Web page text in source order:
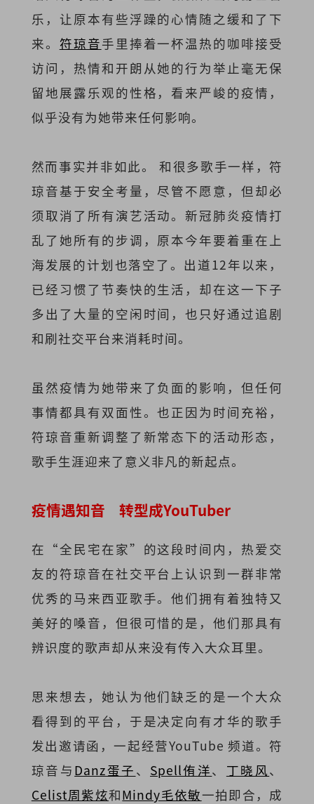
乐，让原本有些浮躁的心情随之缓和了下
来。 符琼音手里捧着一杯温热的咖啡接受
访问，热情和开朗从她的行为举止毫无保
留地展露乐观的性格，看来严峻的疫情，
似乎没有为她带来任何影响。
然而事实并非如此。 和很多歌手一样，符
琼音基于安全考量，尽管不愿意，但却必
须取消了所有演艺活动。新冠肺炎疫情打
乱了她所有的步调，原本今年要着重在上
海发展的计划也落空了。出道12年以来，
已经习惯了节奏快的生活，却在这一下子
多出了大量的空闲时间，也只好通过追剧
和刷社交平台来消耗时间。
虽然疫情为她带来了负面的影响，但任何
事情都具有双面性。也正因为时间充裕，
符琼音重新调整了新常态下的活动形态，
歌手生涯迎来了意义非凡的新起点。
疫情遇知音 转型成YouTuber
在“全民宅在家”的这段时间内，热爱交
友的符琼音在社交平台上认识到一群非常
优秀的马来西亚歌手。他们拥有着独特又
美好的嗓音，但很可惜的是，他们那具有
辨识度的歌声却从来没有传入大众耳里。
思来想去，她认为他们缺乏的是一个大众
看得到的平台，于是决定向有才华的歌手
发出邀请函，一起经营YouTube 频道。符
琼音与 Danz蛋子 、 Spell侑洋、 丁晓风、
Celist周紫炫和Mindy毛依敏一拍即合，成